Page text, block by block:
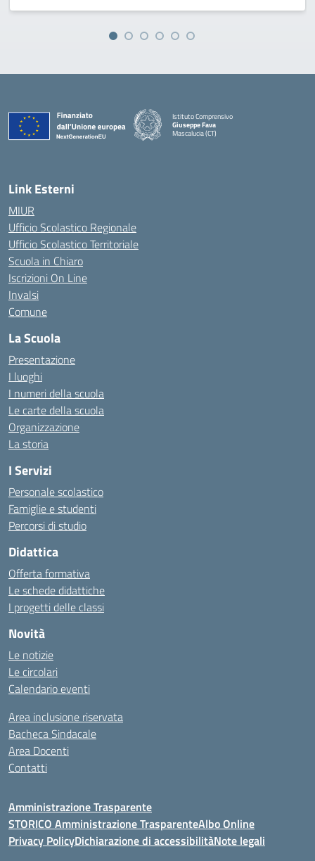
Istituto Comprensivo
Giuseppe Fava
Mascalucia (CT)
Link Esterni
MIUR
Ufficio Scolastico Regionale
Ufficio Scolastico Territoriale
Scuola in Chiaro
Iscrizioni On Line
Invalsi
Comune
La Scuola
Presentazione
I luoghi
I numeri della scuola
Le carte della scuola
Organizzazione
La storia
I Servizi
Personale scolastico
Famiglie e studenti
Percorsi di studio
Didattica
Offerta formativa
Le schede didattiche
I progetti delle classi
Novità
Le notizie
Le circolari
Calendario eventi
Area inclusione riservata
Bacheca Sindacale
Area Docenti
Contatti
Amministrazione Trasparente
STORICO Amministrazione TrasparenteAlbo Online
Privacy PolicyDichiarazione di accessibilitàNote legali